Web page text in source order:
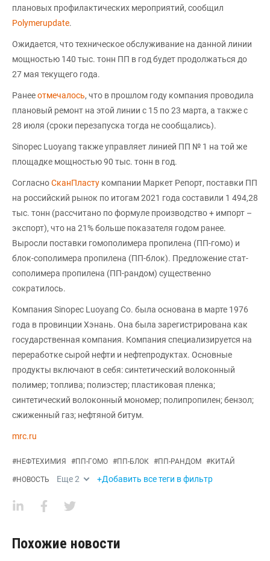
плановых профилактических мероприятий, сообщил
Polymerupdate.
Ожидается, что техническое обслуживание на данной линии
мощностью 140 тыс. тонн ПП в год будет продолжаться до
27 мая текущего года.
Ранееотмечалось, что в прошлом году компания проводила
плановый ремонт на этой линии с 15 по 23 марта, а также с
28 июля (сроки перезапуска тогда не сообщались).
Sinopec Luoyang также управляет линией ПП № 1 на той же
площадке мощностью 90 тыс. тонн в год.
СогласноСканПласту компании Маркет Репорт, поставки ПП
на российский рынок по итогам 2021 года составили 1 494,28
тыс. тонн (рассчитано по формуле производство + импорт –
экспорт), что на 21% больше показателя годом ранее.
Выросли поставки гомополимера пропилена (ПП-гомо) и
блок-сополимера пропилена (ПП-блок). Предложение стат-
сополимера пропилена (ПП-рандом) существенно
сократилось.
Компания Sinopec Luoyang Co. была основана в марте 1976
года в провинции Хэнань. Она была зарегистрирована как
государственная компания. Компания специализируется на
переработке сырой нефти и нефтепродуктах. Основные
продукты включают в себя: синтетический волоконный
полимер; топлива; полиэстер; пластиковая пленка;
синтетический волоконный мономер; полипропилен; бензол;
сжиженный газ; нефтяной битум.
mrc.ru
#НЕФТЕХИМИЯ #ПП-ГОМО #ПП-БЛОК #ПП-РАНДОМ #КИТАЙ
#НОВОСТЬ Еще2 +Добавить все теги в фильтр
Похожие новости